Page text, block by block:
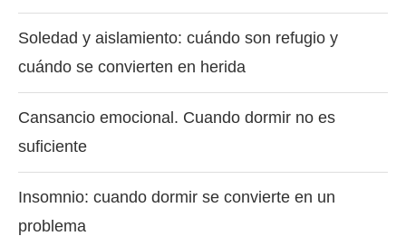
Soledad y aislamiento: cuándo son refugio y
cuándo se convierten en herida
Cansancio emocional. Cuando dormir no es
suficiente
Insomnio: cuando dormir se convierte en un
problema